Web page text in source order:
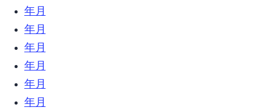
2019年3月 (18)
2019年2月 (17)
2019年1月 (34)
2018年12月 (18)
2018年11月 (17)
2018年10月 (16)